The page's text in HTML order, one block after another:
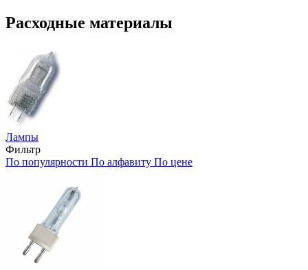
Расходные материалы
Лампы
Фильтр
По популярности По алфавиту По цене